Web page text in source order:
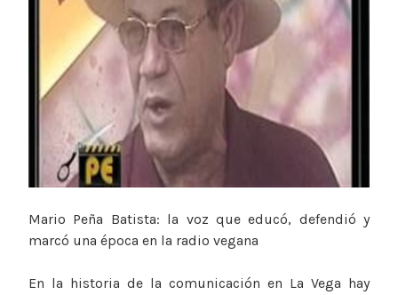
Mario Peña Batista: la voz que educó, defendió y
marcó una época en la radio vegana
En la historia de la comunicación en La Vega hay